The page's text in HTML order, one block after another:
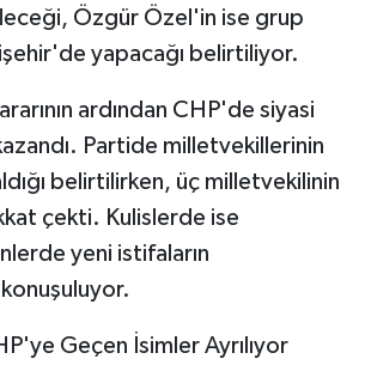
Özgür Özel'in ise grup
yapacağı belirtiliyor.
ardından CHP'de siyasi
Partide milletvekillerinin
belirtilirken, üç milletvekilinin
çekti. Kulislerde ise
yeni istifaların
Geçen İsimler Ayrılıyor